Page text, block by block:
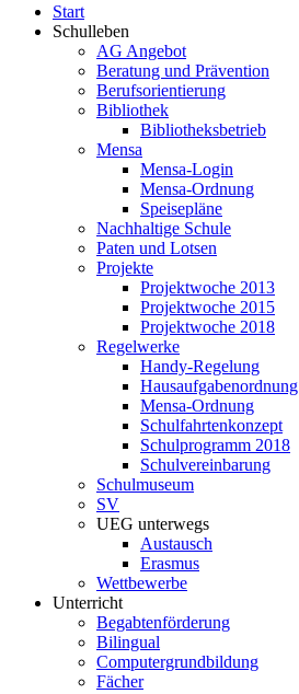
Start
Schulleben
AG Angebot
Beratung und Prävention
Berufsorientierung
Bibliothek
Bibliotheksbetrieb
Mensa
Mensa-Login
Mensa-Ordnung
Speisepläne
Nachhaltige Schule
Paten und Lotsen
Projekte
Projektwoche 2013
Projektwoche 2015
Projektwoche 2018
Regelwerke
Handy-Regelung
Hausaufgabenordnung
Mensa-Ordnung
Schulfahrtenkonzept
Schulprogramm 2018
Schulvereinbarung
Schulmuseum
SV
UEG unterwegs
Austausch
Erasmus
Wettbewerbe
Unterricht
Begabtenförderung
Bilingual
Computergrundbildung
Fächer